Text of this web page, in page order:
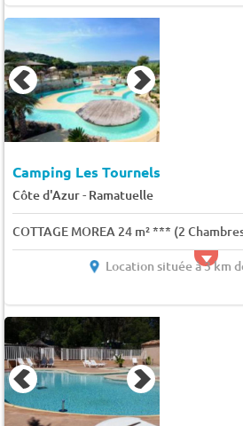
Camping Les Tournels
Côte d'Azur- Ramatuelle
COTTAGE MOREA 24 m² *** (2
Location située à 3 km